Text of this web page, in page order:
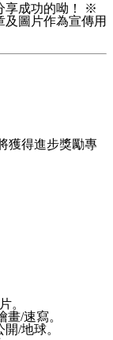
享成功的呦！ ※
圖片作為宣傳用
獲得進步獎勵專
。
畫/速寫。
/地球。